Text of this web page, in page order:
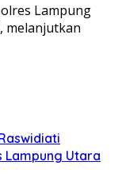
Lampung
melanjutkan
Lampung Utara